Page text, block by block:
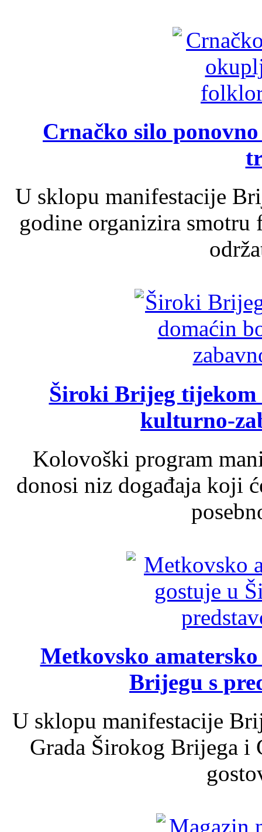
Crnačko silo
U sklopu manifestacije
godine organizira
Široki Brijeg tijekom
kulturno-
Kolovoški program
donosi niz događaja koji
Metkovsko
Brijegu s
U sklopu manifestacije
Grada Širokog Brijega